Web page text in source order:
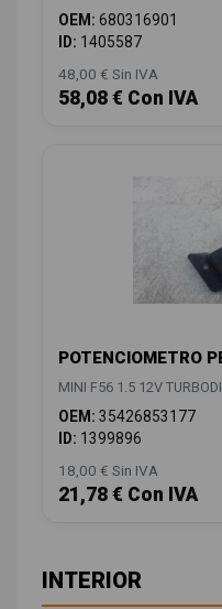
OEM: 680316901
ID: 1405587
48,00 € Sin IVA
58,08 € Con IVA
POTENCIOMETRO
MINI F56 1.5 12V
OEM: 35426853177
ID: 1399896
18,00 € Sin IVA
21,78 € Con IVA
INTERIOR